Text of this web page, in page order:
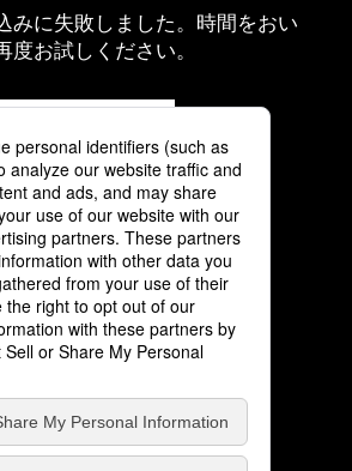
みに失敗しました。時間をおい
度お試しください。